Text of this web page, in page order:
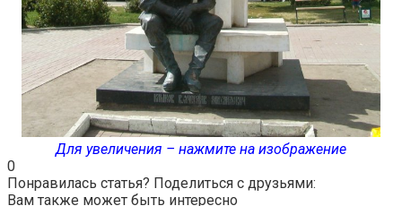
Для увеличения – нажмите на изображение
0
Понравилась статья? Поделиться с друзьями:
Вам также может быть интересно